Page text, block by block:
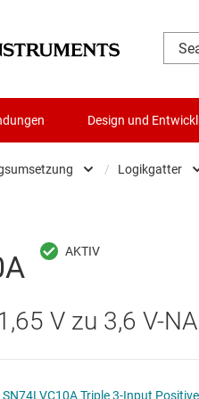
Design und
ICs
& Wafer-Services
/ Logikgatter
V zu 3,6 V-